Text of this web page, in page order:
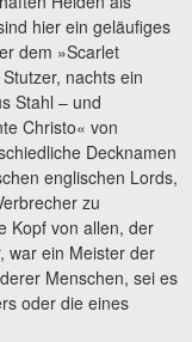
hier ein geläufiges
dem »Scarlet
nachts ein
Stahl – und
Christo« von
Decknamen
englischen Lords,
zu
Kopf von allen, der
war ein Meister der
Menschen, sei es
oder die eines